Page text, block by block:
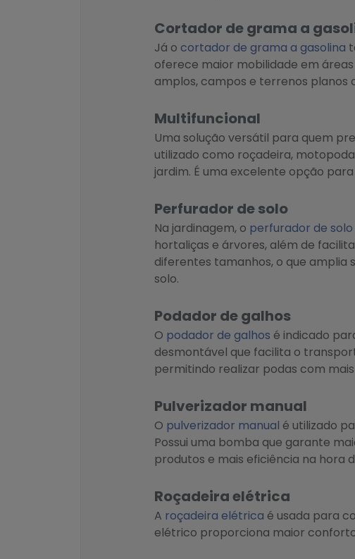
Cortador de grama a
Já o cortador de grama a gasolina
oferece maior mobilidade em
amplos, campos e terrenos planos
Multifuncional
Uma solução versátil para quem
utilizado como roçadeira,
jardim. É uma excelente opção
Perfurador de solo
Na jardinagem, o perfurador de solo
hortaliças e árvores, além de
diferentes tamanhos, o que amplia
solo.
Podador de galhos
O podador de galhos é indicado
desmontável que facilita o
permitindo realizar podas com
Pulverizador manual
O pulverizador manual é utilizado
Possui uma bomba que garante
produtos e mais eficiência na hora
Roçadeira elétrica
A roçadeira elétrica é usada para
elétrico proporciona maior